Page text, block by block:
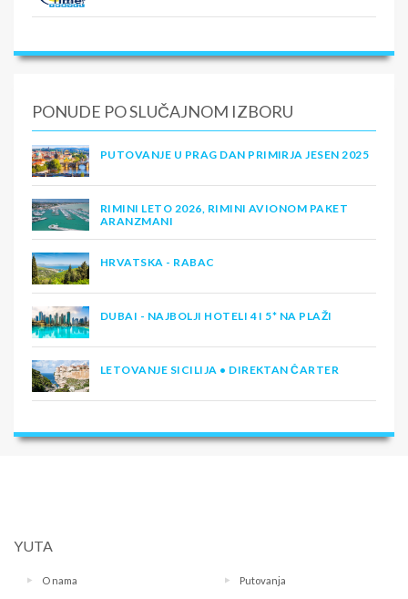
PONUDE PO SLUČAJNOM IZBORU
PUTOVANJE U PRAG DAN PRIMIRJA JESEN 2025
RIMINI LETO 2026, RIMINI AVIONOM PAKET
ARANZMANI
HRVATSKA - RABAC
DUBAI - NAJBOLJI HOTELI 4 I 5* NA PLAŽI
LETOVANJE SICILIJA • DIREKTAN ČARTER
YUTA
O nama Putovanja